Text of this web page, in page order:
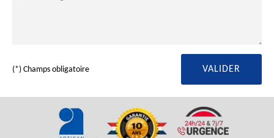
(*) Champs obligatoire